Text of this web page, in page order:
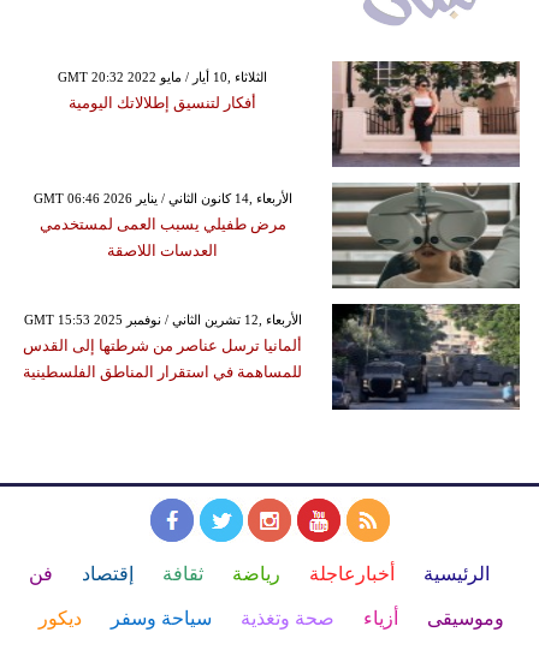
GMT 20:32 2022 الثلاثاء ,10 أيار / مايو
أفكار لتنسيق إطلالاتك اليومية
GMT 06:46 2026 الأربعاء ,14 كانون الثاني / يناير
مرض طفيلي يسبب العمى لمستخدمي
العدسات اللاصقة
GMT 15:53 2025 الأربعاء ,12 تشرين الثاني / نوفمبر
ألمانيا ترسل عناصر من شرطتها إلى القدس
للمساهمة في استقرار المناطق الفلسطينية
الرئيسية أخبارعاجلة رياضة ثقافة إقتصاد فن
وموسيقى أزياء صحة وتغذية سياحة وسفر ديكور